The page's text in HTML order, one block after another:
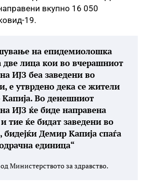
вкупно 16 050
19.
на епидемиолошка
две лица кои во вчерашниот
ИЈЗ беа заведени во
е утврдено дека се жители
Во денешниот
ИЈЗ ќе биде направена
тие ќе бидат заведени во
бидејќи Демир Капија спаѓа
единица“
Министерството за здравство.